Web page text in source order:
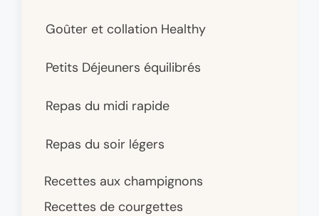
Goûter et collation Healthy
Petits Déjeuners équilibrés
Repas du midi rapide
Repas du soir légers
Recettes aux champignons
Recettes de courgettes